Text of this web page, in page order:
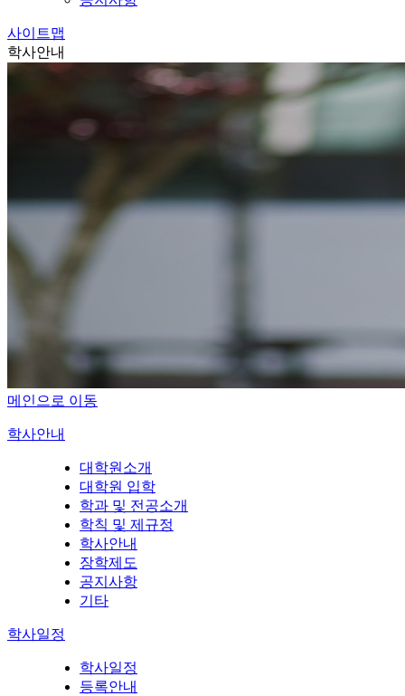
사이트맵
학사안내
메인으로 이동
학사안내
대학원소개
대학원 입학
학과 및 전공소개
학칙 및 제규정
학사안내
장학제도
공지사항
기타
학사일정
학사일정
등록안내